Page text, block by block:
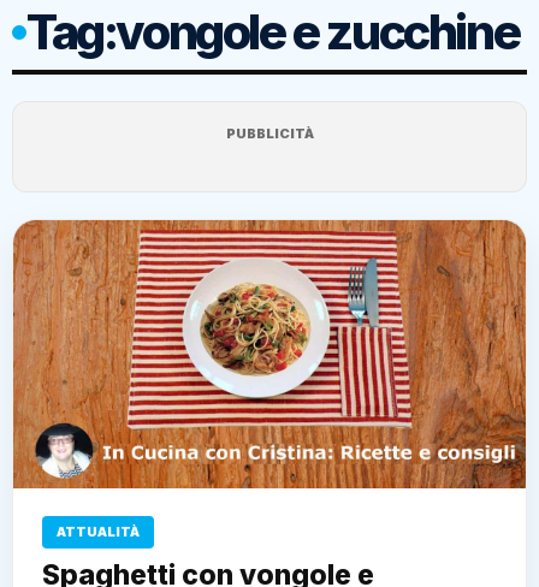
Tag:vongole e zucchine
PUBBLICITÀ
ATTUALITÀ
Spaghetti con vongole e